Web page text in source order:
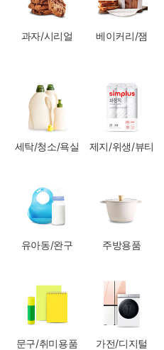
과자/시리얼 베이커리/잼
세탁/청소/욕실 제지/위생/뷰티
유아동/완구 주방용품
문구/취미용품 가전/디지털